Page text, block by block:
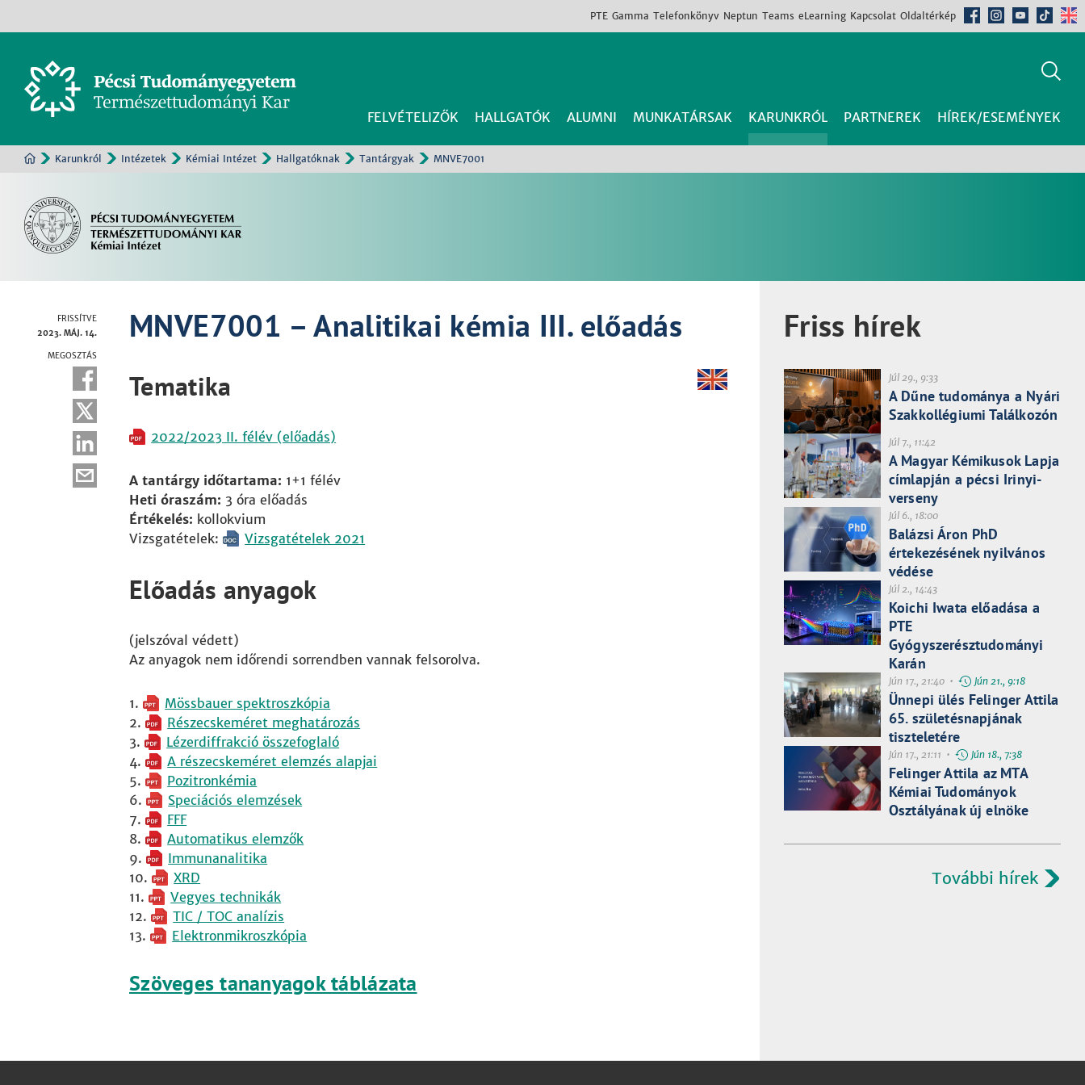
PTE Gamma Telefonkönyv Neptun Teams eLearning Kapcsolat Oldaltérkép
FELVÉTELIZŐK HALLGATÓK ALUMNI MUNKATÁRSAK KARUNKRÓL PARTNEREK HÍREK/ESEMÉNYEK
Karunkról Intézetek Kémiai Intézet Hallgatóknak Tantárgyak MNVE7001
FRISSÍTVE
2023. MÁJ. 14.
MEGOSZTÁS
MNVE7001 – Analitikai kémia III. előadás
Tematika
2022/2023 II. félév (előadás)
A tantárgy időtartama: 1+1 félév
Heti óraszám: 3 óra előadás
Értékelés: kollokvium
Vizsgatételek:
Vizsgatételek 2021
Előadás anyagok
(jelszóval védett)
Az anyagok nem időrendi sorrendben vannak felsorolva.
Mössbauer spektroszkópia
Részecskeméret meghatározás
Lézerdiffrakció összefoglaló
A részecskeméret elemzés alapjai
Pozitronkémia
Speciációs elemzések
FFF
Automatikus elemzők
Immunanalitika
XRD
Vegyes technikák
TIC / TOC analízis
Elektronmikroszkópia
Szöveges tananyagok táblázata
Friss hírek
Júl 29., 9:33
A Dűne tudománya a Nyári
Szakkollégiumi Találkozón
Júl 7., 11:42
A Magyar Kémikusok Lapja
címlapján a pécsi Irinyi-
verseny
Júl 6., 18:00
Balázsi Áron PhD
értekezésének nyilvános
védése
Júl 2., 14:43
Koichi Iwata előadása a
PTE
Gyógyszerésztudományi
Karán
Jún 17., 21:40 • Jún 21., 9:18
Ünnepi ülés Felinger Attila
65. születésnapjának
tiszteletére
Jún 17., 21:11 • Jún 18., 7:38
Felinger Attila az MTA
Kémiai Tudományok
Osztályának új elnöke
További hírek